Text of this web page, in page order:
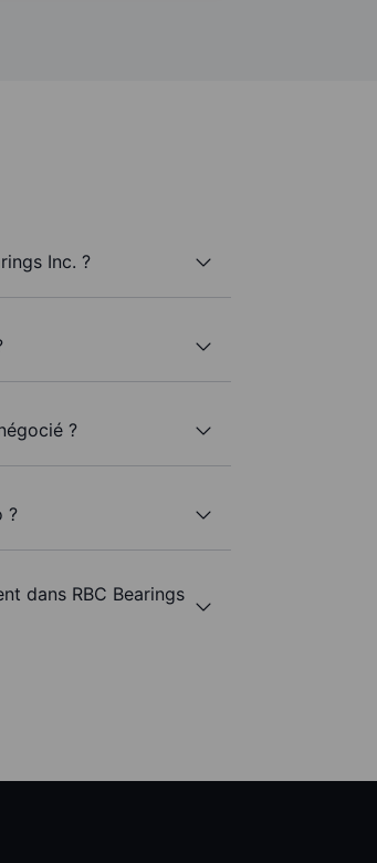
Inc. ?
?
?
dans RBC Bearings